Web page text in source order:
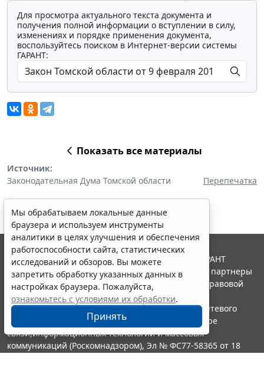
Для просмотра актуального текста документа и
получения полной информации о вступлении в силу,
изменениях и порядке применения документа,
воспользуйтесь поиском в Интернет-версии системы
ГАРАНТ:
Показать все материалы
Источник:
Законодательная Дума Томской области
Перепечатка
Мы обрабатываем локальные данные
браузера и используем инструменты
аналитики в целях улучшения и обеспечения
работоспособности сайта, статистических
исследований и обзоров. Вы можете
запретить обработку указанных данных в
настройках браузера. Пожалуйста,
ознакомьтесь с условиями их обработки.
Принять
© ООО "НПП "ГАРАНТ-СЕРВИС", 2026. Система ГАРАНТ
выпускается с 1990 года. Компания "Гарант" и ее партнеры
являются участниками Российской ассоциации правовой
информации ГАРАНТ.
Портал ГАРАНТ.РУ зарегистрирован в качестве сетевого
издания Федеральной службой по надзору в сфере
связи,информационных технологий и массовых
коммуникаций (Роскомнадзором), Эл № ФС77-58365 от 18